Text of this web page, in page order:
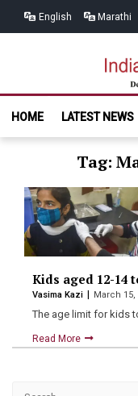
English Marathi
HOME
LATEST NEWS
Tag:
Kids aged 12-14
Vasima Kazi March 15,
The age limit for kids
Read More